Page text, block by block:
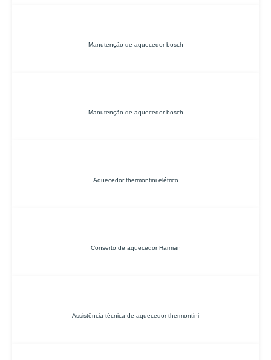
Manutenção de aquecedor bosch
Manutenção de aquecedor bosch
Aquecedor thermontini elétrico
Conserto de aquecedor Harman
Assistência técnica de aquecedor thermontini